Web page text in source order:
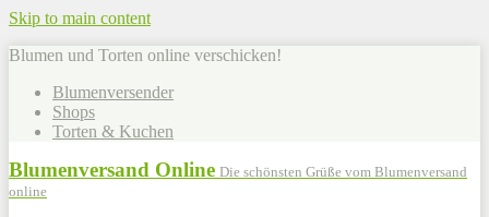
Skip to main content
Blumen und Torten online verschicken!
Blumenversender
Shops
Torten & Kuchen
Blumenversand Online Die schönsten Grüße vom Blumenversand
online